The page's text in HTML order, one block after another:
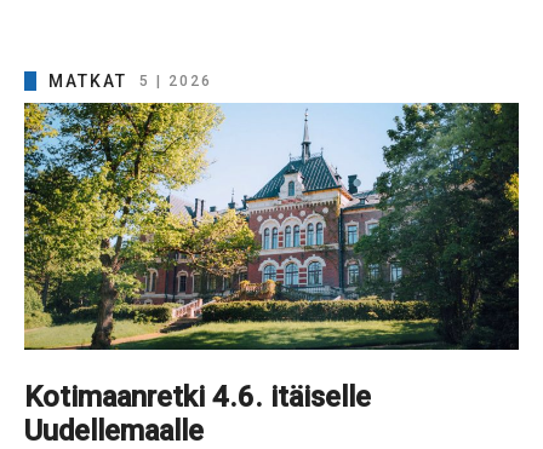
MATKAT 5 | 2026
Kotimaanretki 4.6. itäiselle
Uudellemaalle